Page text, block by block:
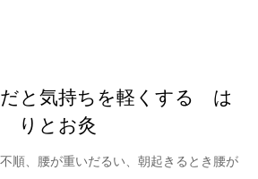
と気持ちを軽くする は
りとお灸
順、腰が重いだるい、朝起きるとき腰が